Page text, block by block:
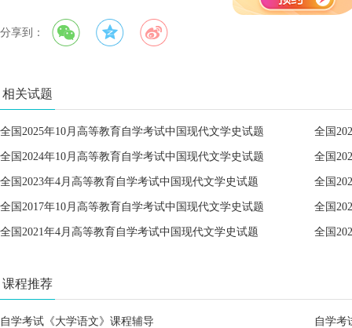
分享到：
相关试题
全国2025年10月高等教育自学考试中国现代文学史试题 全国
全国2024年10月高等教育自学考试中国现代文学史试题 全国
全国2023年4月高等教育自学考试中国现代文学史试题 全国
全国2017年10月高等教育自学考试中国现代文学史试题 全国
全国2021年4月高等教育自学考试中国现代文学史试题 全国
课程推荐
自学考试《大学语文》课程辅导 自学考